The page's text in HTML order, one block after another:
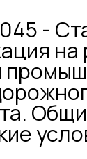
-
на